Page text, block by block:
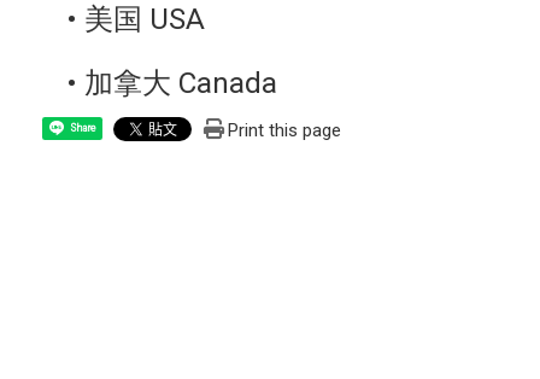
• 美国 USA
• 加拿大 Canada
Share Print this page